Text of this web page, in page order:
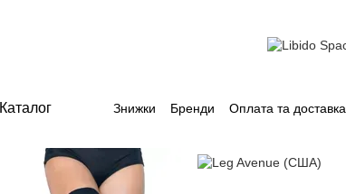
Каталог Знижки Бренди Оплата та доставка